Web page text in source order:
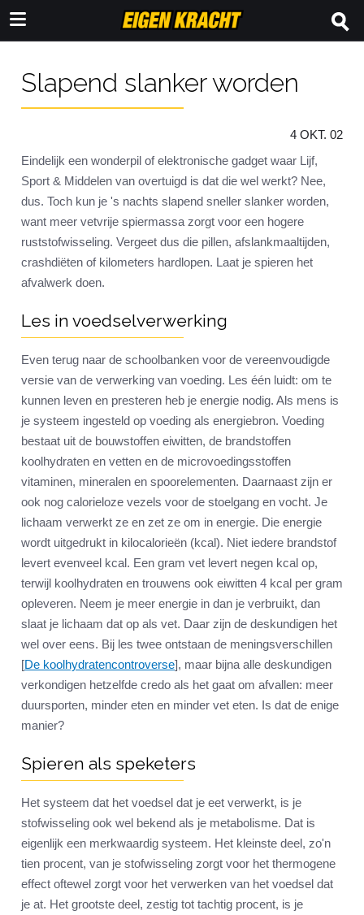
Slapend slanker worden
4 OKT. 02
Eindelijk een wonderpil of elektronische gadget waar Lijf,
Sport & Middelen van overtuigd is dat die wel werkt? Nee,
dus. Toch kun je 's nachts slapend sneller slanker worden,
want meer vetvrije spiermassa zorgt voor een hogere
ruststofwisseling. Vergeet dus die pillen, afslankmaaltijden,
crashdiëten of kilometers hardlopen. Laat je spieren het
afvalwerk doen.
Les in voedselverwerking
Even terug naar de schoolbanken voor de vereenvoudigde
versie van de verwerking van voeding. Les één luidt: om te
kunnen leven en presteren heb je energie nodig. Als mens is
je systeem ingesteld op voeding als energiebron. Voeding
bestaat uit de bouwstoffen eiwitten, de brandstoffen
koolhydraten en vetten en de microvoedingsstoffen
vitaminen, mineralen en spoorelementen. Daarnaast zijn er
ook nog calorieloze vezels voor de stoelgang en vocht. Je
lichaam verwerkt ze en zet ze om in energie. Die energie
wordt uitgedrukt in kilocalorieën (kcal). Niet iedere brandstof
levert evenveel kcal. Een gram vet levert negen kcal op,
terwijl koolhydraten en trouwens ook eiwitten 4 kcal per gram
opleveren. Neem je meer energie in dan je verbruikt, dan
slaat je lichaam dat op als vet. Daar zijn de deskundigen het
wel over eens. Bij les twee ontstaan de meningsverschillen
[De koolhydratencontroverse], maar bijna alle deskundigen
verkondigen hetzelfde credo als het gaat om afvallen: meer
duursporten, minder eten en minder vet eten. Is dat de enige
manier?
Spieren als speketers
Het systeem dat het voedsel dat je eet verwerkt, is je
stofwisseling ook wel bekend als je metabolisme. Dat is
eigenlijk een merkwaardig systeem. Het kleinste deel, zo'n
tien procent, van je stofwisseling zorgt voor het thermogene
effect oftewel zorgt voor het verwerken van het voedsel dat
je at. Het grootste deel, zestig tot tachtig procent, is je